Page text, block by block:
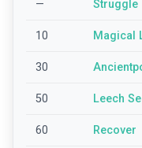
— Struggle
10 Magical
30
50 Leech
60 Recover